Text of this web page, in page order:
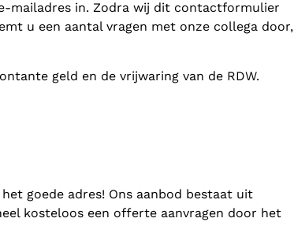
mailadres in. Zodra wij dit contactformulier
u een aantal vragen met onze collega door,
geld en de vrijwaring van de RDW.
goede adres! Ons aanbod bestaat uit
kosteloos een offerte aanvragen door het